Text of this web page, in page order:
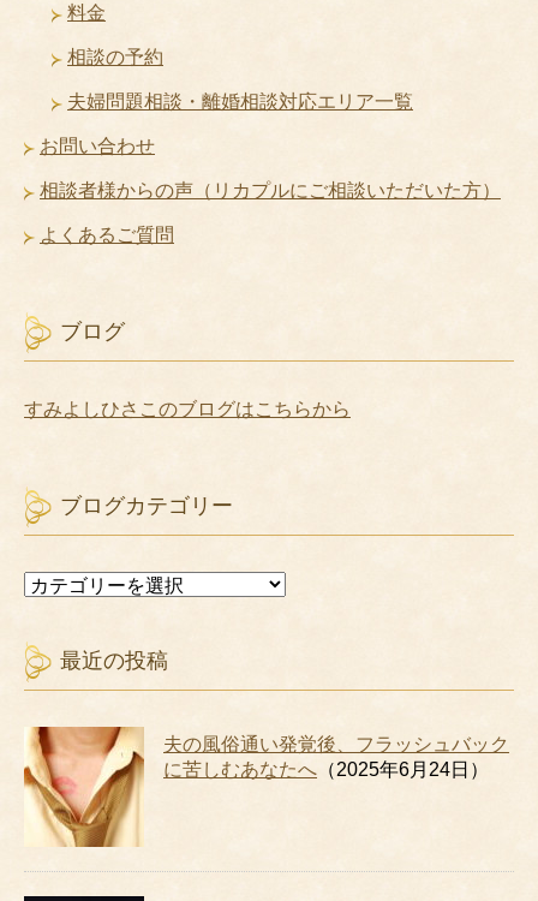
料金
相談の予約
夫婦問題相談・離婚相談対応エリア一覧
お問い合わせ
相談者様からの声（リカプルにご相談いただいた方）
よくあるご質問
ブログ
すみよしひさこのブログはこちらから
ブログカテゴリー
ブ
カ
テ
リ
ー
最近の投稿
夫の風俗通い発覚後、フラッシュバック
に苦しむあなたへ （2025年6月24日）